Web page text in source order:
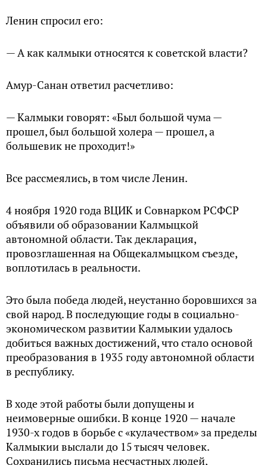
Ленин спросил его:
— А как калмыки относятся к советской власти?
Амур-Санан ответил расчетливо:
— Калмыки говорят: «Был большой чума —
прошел, был большой холера — прошел, а
большевик не проходит!»
Все рассмеялись, в том числе Ленин.
4 ноября 1920 года ВЦИК и Совнарком РСФСР
объявили об образовании Калмыцкой
автономной области. Так декларация,
провозглашенная на Общекалмыцком съезде,
воплотилась в реальности.
Это была победа людей, неустанно боровшихся за
свой народ. В последующие годы в социально-
экономическом развитии Калмыкии удалось
добиться важных достижений, что стало основой
преобразования в 1935 году автономной области
в республику.
В ходе этой работы были допущены и
неимоверные ошибки. В конце 1920 — начале
1930-х годов в борьбе с «кулачеством» за пределы
Калмыкии выслали до 15 тысяч человек.
Сохранились письма несчастных людей,